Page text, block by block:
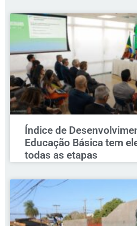
Índice de
Educação Básica tem
todas as etapas